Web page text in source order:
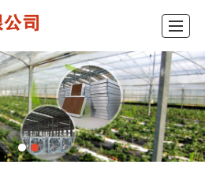
示例新闻中心视频展示在线订购联系我们